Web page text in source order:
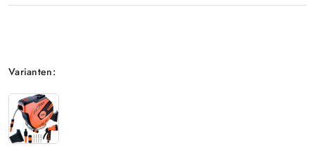
Option
Varianten: